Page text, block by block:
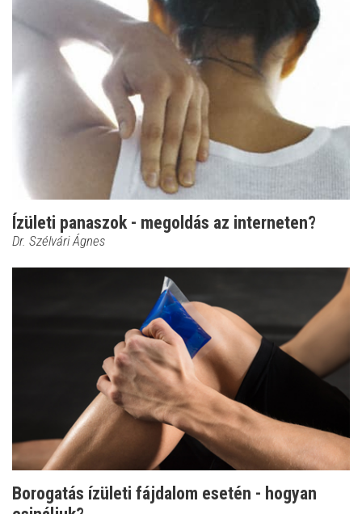
Ízületi panaszok - megoldás az interneten?
Dr. Szélvári Ágnes
Borogatás ízületi fájdalom esetén - hogyan